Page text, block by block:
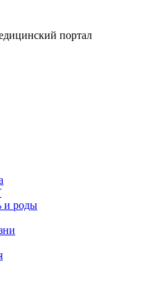
портал
и роды